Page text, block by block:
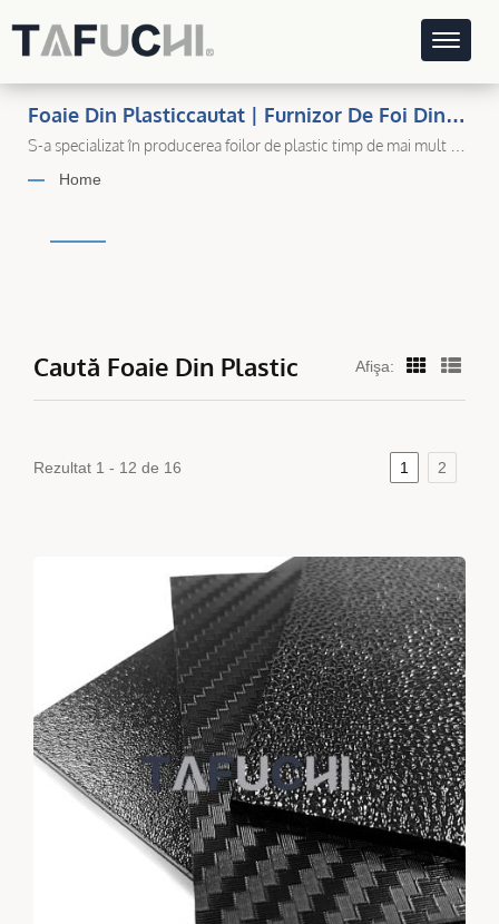
Foaie Din Plasticcautat | Furnizor De Foi Din
Plastic Cu Sediul În Taiwan Pentru Piețele
Globale
S-a specializat în producerea foilor de plastic timp de mai mult de
Home
Caută Foaie Din Plastic Afişa:
Rezultat 1 - 12 de 16 1 2